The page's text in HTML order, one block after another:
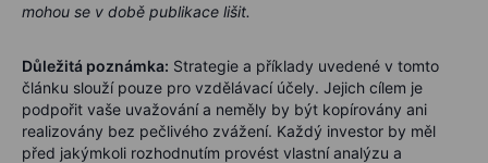
mohou se v době publikace lišit.
Důležitá poznámka: Strategie a příklady uvedené v tomto
článku slouží pouze pro vzdělávací účely. Jejich cílem je
podpořit vaše uvažování a neměly by být kopírovány ani
realizovány bez pečlivého zvážení. Každý investor by měl
před jakýmkoli rozhodnutím provést vlastní analýzu a